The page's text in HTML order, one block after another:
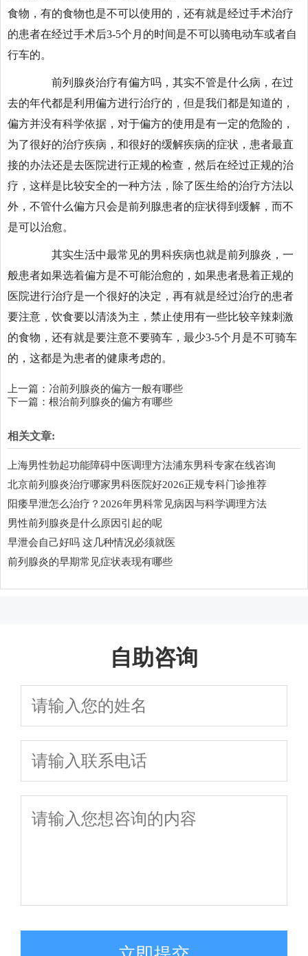
食物，有的食物也是不可以使用的，还有就是经过手术治疗
的患者在经过手术后3-5个月的时间是不可以骑电动车或者自
行车的。
前列腺炎治疗有偏方吗，其实不管是什么病，在过
去的年代都是利用偏方进行治疗的，但是我们都是知道的，
偏方并没有科学依据，对于偏方的使用是有一定的危险的，
为了很好的治疗疾病，和很好的缓解疾病的症状，患者最直
接的办法还是去医院进行正规的检查，然后在经过正规的治
疗，这样是比较安全的一种方法，除了医生给的治疗方法以
外，不管什么偏方只会是前列腺患者的症状得到缓解，而不
是可以治愈。
其实生活中最常见的男科疾病也就是前列腺炎，一
般患者如果选着偏方是不可能治愈的，如果患者悬着正规的
医院进行治疗是一个很好的决定，再有就是经过治疗的患者
要注意，饮食要以清淡为主，禁止使用有一些比较辛辣刺激
的食物，还有就是要注意不要骑车，最少3-5个月是不可骑车
的，这都是为患者的健康考虑的。
上一篇： 冶前列腺炎的偏方一般有哪些
下一篇： 根治前列腺炎的偏方有哪些
相关文章:
上海男性勃起功能障碍中医调理方法浦东男科专家在线咨询
北京前列腺炎治疗哪家男科医院好2026正规专科门诊推荐
阳痿早泄怎么治疗？2026年男科常见病因与科学调理方法
男性前列腺炎是什么原因引起的呢
早泄会自己好吗 这几种情况必须就医
前列腺炎的早期常见症状表现有哪些
自助咨询